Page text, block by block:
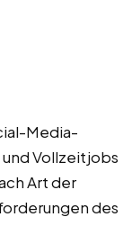
Media-
Vollzeitjobs
Art der
des